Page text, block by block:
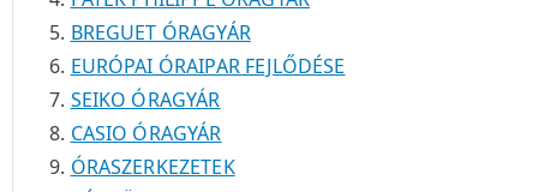
BREGUET ÓRAGYÁR
EURÓPAI ÓRAIPAR FEJLŐDÉSE
SEIKO ÓRAGYÁR
CASIO ÓRAGYÁR
ÓRASZERKEZETEK